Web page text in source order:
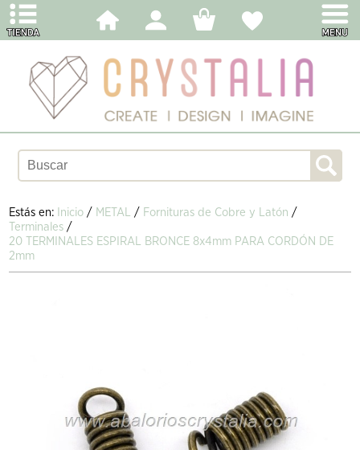
Estás en: Inicio / METAL / Fornituras de Cobre y Latón /
Terminales /
20 TERMINALES ESPIRAL BRONCE 8x4mm PARA CORDÓN DE
2mm